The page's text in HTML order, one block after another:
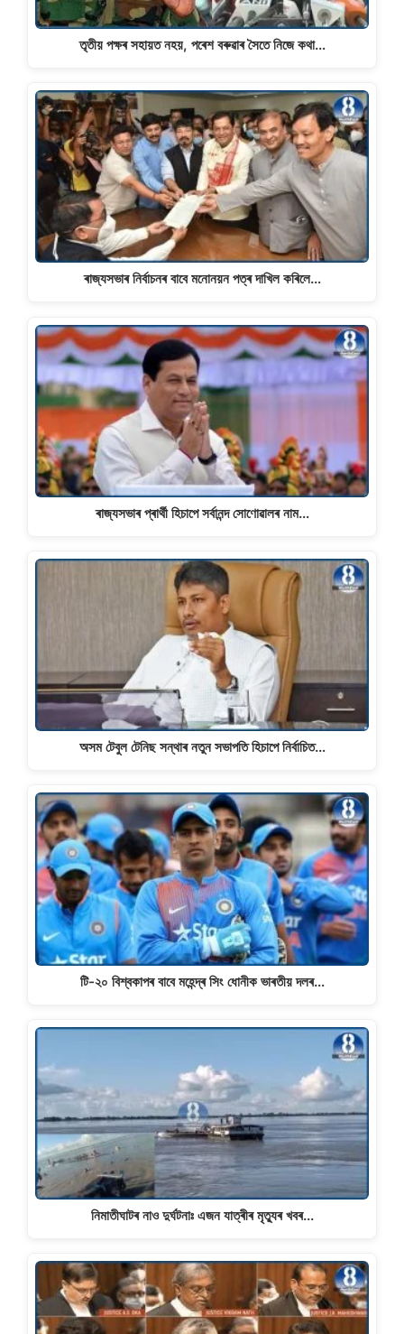
তৃতীয় পক্ষৰ সহায়ত নহয়, পৰেশ বৰুৱাৰ সৈতে নিজে কথা…
ৰাজ্যসভাৰ নিৰ্বাচনৰ বাবে মনোনয়ন পত্ৰ দাখিল কৰিলে…
ৰাজ্যসভাৰ প্ৰাৰ্থী হিচাপে সৰ্বানন্দ সোণোৱালৰ নাম…
অসম টেবুল টেনিছ সন্থাৰ নতুন সভাপতি হিচাপে নিৰ্বাচিত…
টি-২০ বিশ্বকাপৰ বাবে মহেন্দ্ৰ সিং ধোনীক ভাৰতীয় দলৰ…
নিমাতীঘাটৰ নাও দুৰ্ঘটনাঃ এজন যাত্ৰীৰ মৃত্যুৰ খবৰ...